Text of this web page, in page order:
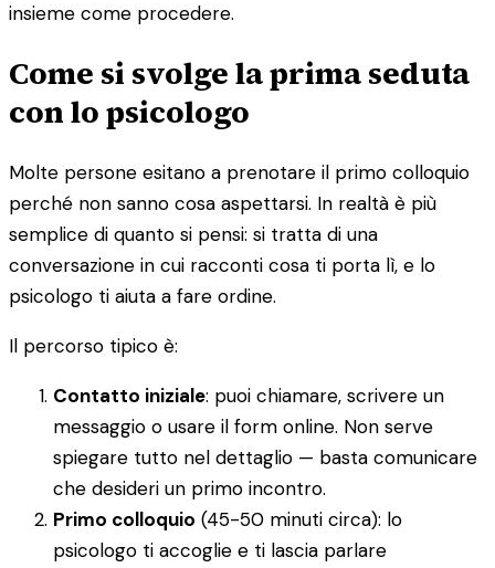
insieme come procedere.
Come si svolge la prima seduta
con lo psicologo
Molte persone esitano a prenotare il primo colloquio
perché non sanno cosa aspettarsi. In realtà è più
semplice di quanto si pensi: si tratta di una
conversazione in cui racconti cosa ti porta lì, e lo
psicologo ti aiuta a fare ordine.
Il percorso tipico è:
Contatto iniziale: puoi chiamare, scrivere un
messaggio o usare il form online. Non serve
spiegare tutto nel dettaglio — basta comunicare
che desideri un primo incontro.
Primo colloquio (45-50 minuti circa): lo
psicologo ti accoglie e ti lascia parlare